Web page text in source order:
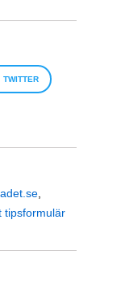
TWITTER
tipsformulär